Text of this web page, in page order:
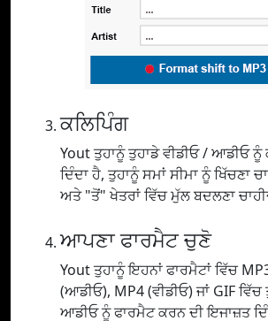
ਕਲਿਪਿੰਗ
Yout ਤੁਹਾਨੂੰ ਤੁਹਾਡੇ ਵੀਡੀਓ / ਆਡੀਓ
ਦਿੰਦਾ ਹੈ, ਤੁਹਾਨੂੰ ਸਮਾਂ ਸੀਮਾ ਨੂੰ ਖਿੱਚਣਾ
ਅਤੇ "ਤੋਂ" ਖੇਤਰਾਂ ਵਿੱਚ ਮੁੱਲ ਬਦਲਣਾ
ਆਪਣਾ ਫਾਰਮੈਟ ਚੁਣੋ
Yout ਤੁਹਾਨੂੰ ਇਹਨਾਂ ਫਾਰਮੈਟਾਂ ਵਿੱਚ
(ਆਡੀਓ), MP4 (ਵੀਡੀਓ) ਜਾਂ GIF ਵਿੱਚ
ਆਡੀਓ ਨੂੰ ਫਾਰਮੈਟ ਕਰਨ ਦੀ ਇਜਾਜ਼ਤ